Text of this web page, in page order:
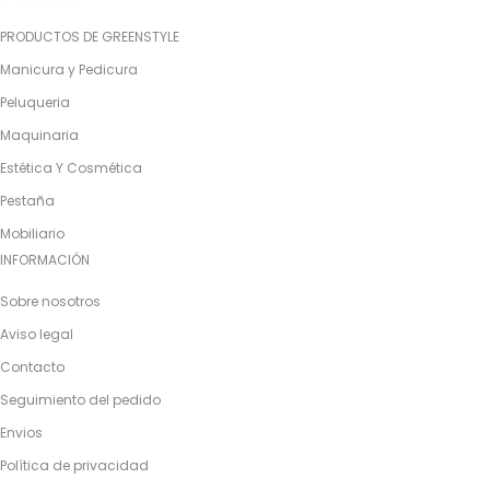
PRODUCTOS DE GREENSTYLE
Manicura y Pedicura
Peluqueria
Maquinaria
Estética Y Cosmética
Pestaña
Mobiliario
INFORMACIÓN
Sobre nosotros
Aviso legal
Contacto
Seguimiento del pedido
Envios
Política de privacidad